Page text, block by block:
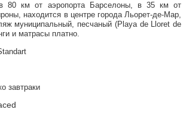
80 км от аэропорта Барселоны, в 35 км от
находится в центре города Льорет-де-Мар,
муниципальный, песчаный (Playa de Lloret de
и матрасы платно.
завтраки